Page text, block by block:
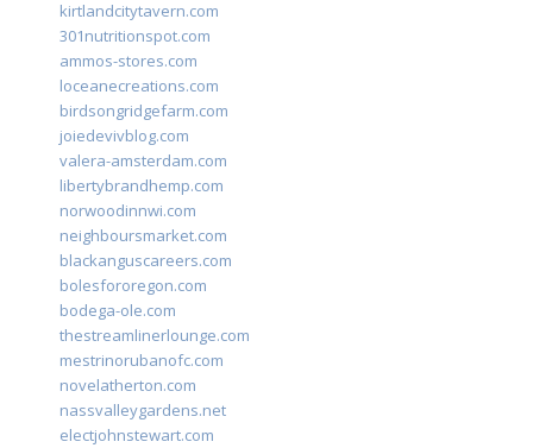
kirtlandcitytavern.com
301nutritionspot.com
ammos-stores.com
loceanecreations.com
birdsongridgefarm.com
joiedevivblog.com
valera-amsterdam.com
libertybrandhemp.com
norwoodinnwi.com
neighboursmarket.com
blackanguscareers.com
bolesfororegon.com
bodega-ole.com
thestreamlinerlounge.com
mestrinorubanofc.com
novelatherton.com
nassvalleygardens.net
electjohnstewart.com